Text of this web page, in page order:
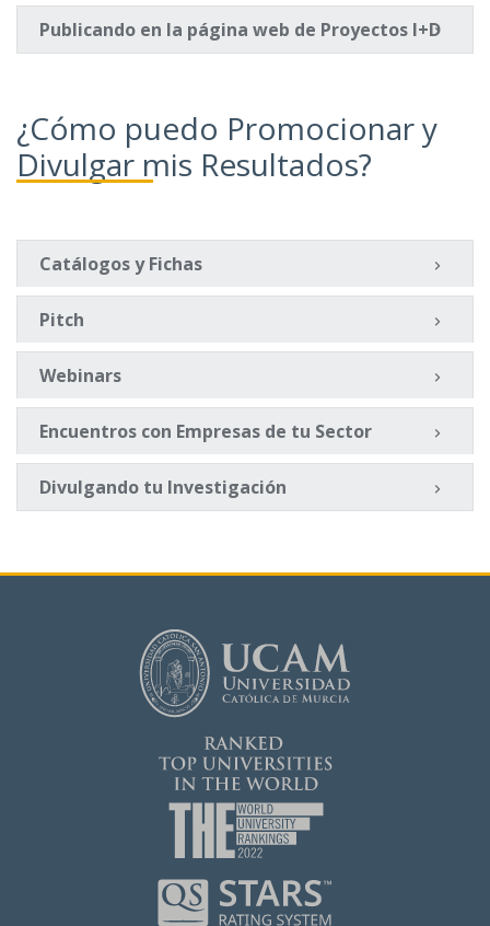
Publicando en la página web de Proyectos I+D
¿Cómo puedo Promocionar y
Divulgar mis Resultados?
Catálogos y Fichas
Pitch
Webinars
Encuentros con Empresas de tu Sector
Divulgando tu Investigación